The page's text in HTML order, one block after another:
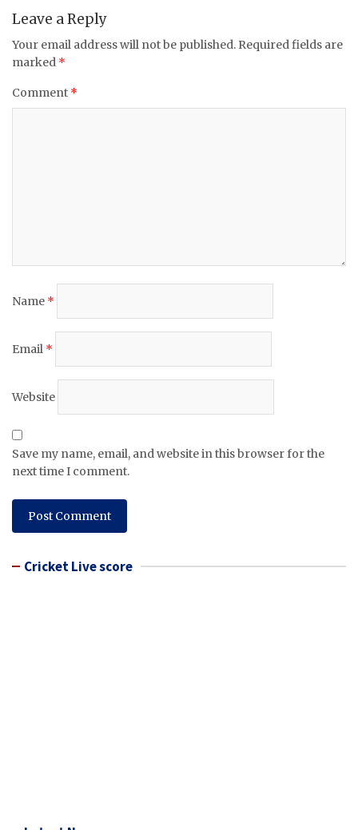
Leave a Reply
Your email address will not be published. Required fields are
marked *
Comment *
Name *
Email *
Website
Save my name, email, and website in this browser for the
next time I comment.
Cricket Live score